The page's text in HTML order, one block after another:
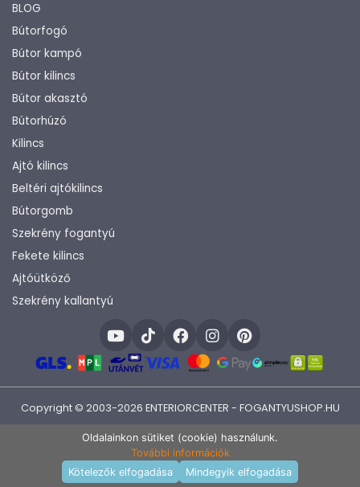
Termékek raktáron
BLOG
Bútorfogó
Bútor kampó
Bútor kilincs
Bútor akasztó
Bútorhúzó
Kilincs
Ajtó kilincs
Beltéri ajtókilincs
Bútorgomb
Szekrény fogantyú
Fekete kilincs
Ajtóütköző
Szekrény kallantyú
Copyright © 2003-2026 ENTERIORCENTER - FOGANTYUSHOP.HU
Oldalainkon sütiket (cookie) használunk.
További információk
Kötelezők elfogadása
Mindegyik elfogadása